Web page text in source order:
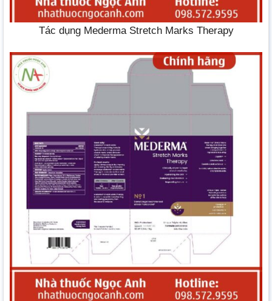
Tác dụng Mederma Stretch Marks Therapy